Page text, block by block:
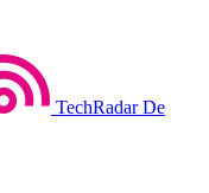
TechRadar De